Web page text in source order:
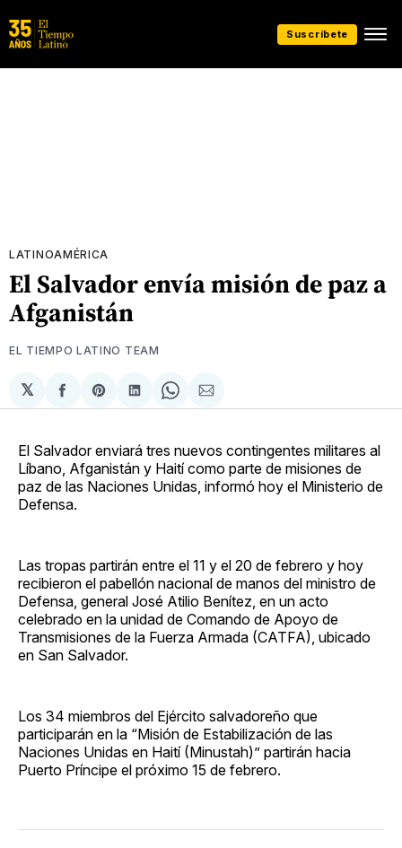
Suscríbete
LATINOAMÉRICA
El Salvador envía misión de paz a
Afganistán
EL TIEMPO LATINO TEAM
𝕏
Compartir
en
Share
on
Compartir
en
Share
on
Compartir
via
El Salvador enviará tres nuevos contingentes militares al
Líbano, Afganistán y Haití como parte de misiones de
paz de las Naciones Unidas, informó hoy el Ministerio de
Defensa.
Las tropas partirán entre el 11 y el 20 de febrero y hoy
recibieron el pabellón nacional de manos del ministro de
Defensa, general José Atilio Benítez, en un acto
celebrado en la unidad de Comando de Apoyo de
Transmisiones de la Fuerza Armada (CATFA), ubicado
en San Salvador.
Los 34 miembros del Ejército salvadoreño que
participarán en la “Misión de Estabilización de las
Naciones Unidas en Haití (Minustah)” partirán hacia
Puerto Príncipe el próximo 15 de febrero.